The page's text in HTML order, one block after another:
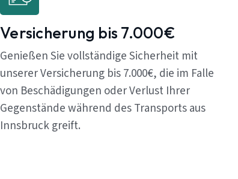
Versicherung bis 7.000€
Genießen Sie vollständige Sicherheit mit
unserer Versicherung bis 7.000€, die im Falle
von Beschädigungen oder Verlust Ihrer
Gegenstände während des Transports aus
Innsbruck greift.